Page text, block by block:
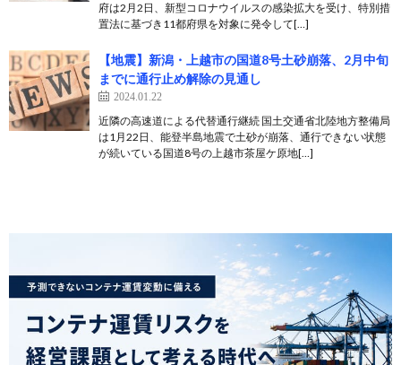
府は2月2日、新型コロナウイルスの感染拡大を受け、特別措
置法に基づき11都府県を対象に発令して[…]
【地震】新潟・上越市の国道8号土砂崩落、2月中旬
までに通行止め解除の見通し
2024.01.22
近隣の高速道による代替通行継続 国土交通省北陸地方整備局
は1月22日、能登半島地震で土砂が崩落、通行できない状態
が続いている国道8号の上越市茶屋ケ原地[…]